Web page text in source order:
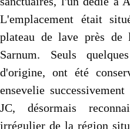
L'emplacement était
plateau de lave près de
Sarnum. Seuls
d'origine, ont été
ensevelie
JC, désormais
irrégulier de la région